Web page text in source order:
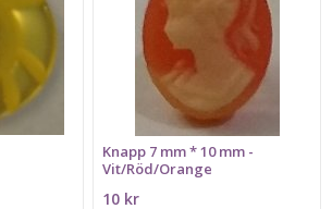
Knapp 7 mm * 10 mm -
Vit/Röd/Orange
10 kr